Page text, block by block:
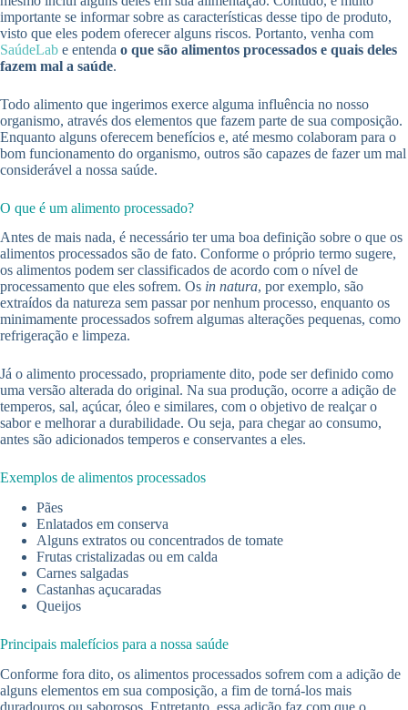
importante se informar sobre as características desse tipo de produto,
visto que eles podem oferecer alguns riscos. Portanto, venha com
SaúdeLab e entenda o que são alimentos processados e quais deles
fazem mal a saúde.
Todo alimento que ingerimos exerce alguma influência no nosso
organismo, através dos elementos que fazem parte de sua composição.
Enquanto alguns oferecem benefícios e, até mesmo colaboram para o
bom funcionamento do organismo, outros são capazes de fazer um mal
considerável a nossa saúde.
O que é um alimento processado?
Antes de mais nada, é necessário ter uma boa definição sobre o que os
alimentos processados são de fato. Conforme o próprio termo sugere,
os alimentos podem ser classificados de acordo com o nível de
processamento que eles sofrem. Os in natura, por exemplo, são
extraídos da natureza sem passar por nenhum processo, enquanto os
minimamente processados sofrem algumas alterações pequenas, como
refrigeração e limpeza.
Já o alimento processado, propriamente dito, pode ser definido como
uma versão alterada do original. Na sua produção, ocorre a adição de
temperos, sal, açúcar, óleo e similares, com o objetivo de realçar o
sabor e melhorar a durabilidade. Ou seja, para chegar ao consumo,
antes são adicionados temperos e conservantes a eles.
Exemplos de alimentos processados
Pães
Enlatados em conserva
Alguns extratos ou concentrados de tomate
Frutas cristalizadas ou em calda
Carnes salgadas
Castanhas açucaradas
Queijos
Principais malefícios para a nossa saúde
Conforme fora dito, os alimentos processados sofrem com a adição de
alguns elementos em sua composição, a fim de torná-los mais
duradouros ou saborosos. Entretanto, essa adição faz com que o